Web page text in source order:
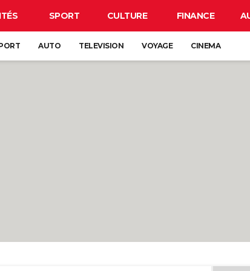
SPORT CULTURE FINANCE
AUTO TELEVISION VOYAGE CINEMA